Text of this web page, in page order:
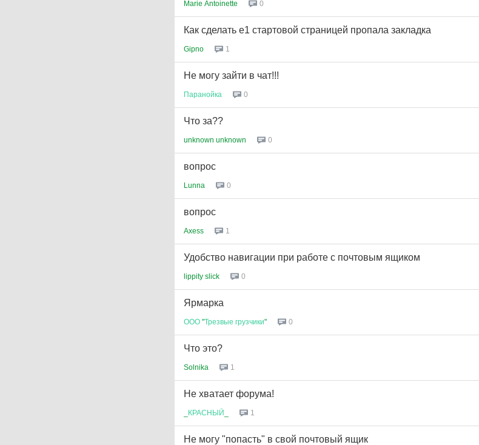
Marie Antoinette 0
Как сделать е1 стартовой страницей пропала закладка
Gipno 1
Не могу зайти в чат!!!
Паранойка 0
Что за??
unknown unknown 0
вопрос
Lunna 0
вопрос
Axess 1
Удобство навигации при работе с почтовым ящиком
lippity slick 0
Ярмарка
ООО "Трезвые грузчики" 0
Что это?
Solnika 1
Не хватает форума!
КРАСНЫЙ 1
Не могу "попасть" в свой почтовый ящик